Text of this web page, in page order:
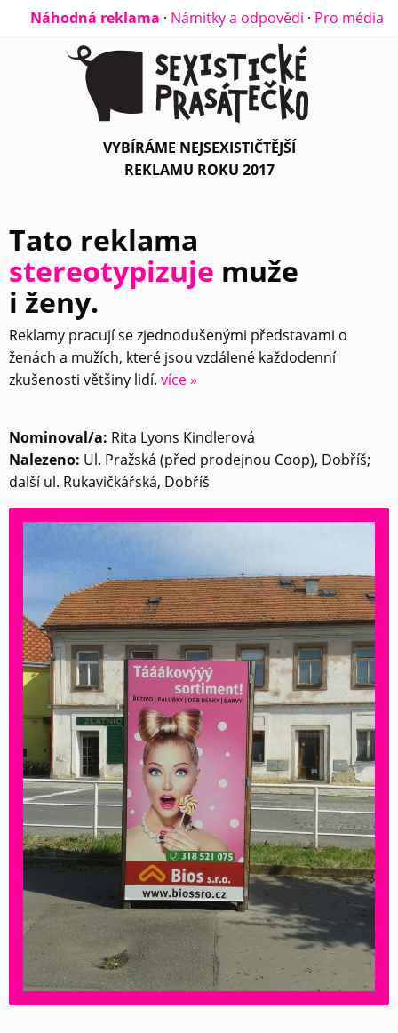
Náhodná reklama · Námitky a odpovědi · Pro média
VYBÍRÁME NEJSEXISTIČTĚJŠÍ
REKLAMU ROKU 2017
Tato reklama
stereotypizuje muže
i ženy.
Reklamy pracují se zjednodušenými představami o
ženách a mužích, které jsou vzdálené každodenní
zkušenosti většiny lidí. více »
Nominoval/a: Rita Lyons Kindlerová
Nalezeno: Ul. Pražská (před prodejnou Coop), Dobříš;
další ul. Rukavičkářská, Dobříš